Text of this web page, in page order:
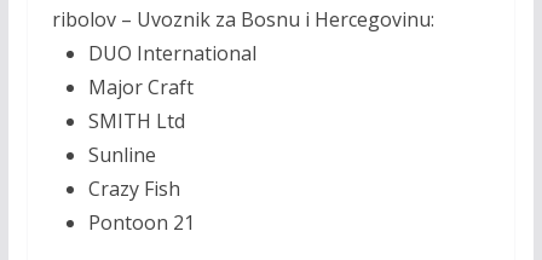
ribolov – Uvoznik za Bosnu i Hercegovinu:
DUO International
Major Craft
SMITH Ltd
Sunline
Crazy Fish
Pontoon 21